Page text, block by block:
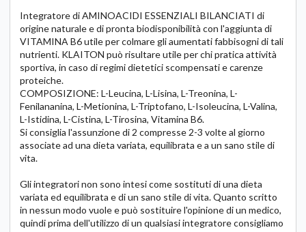
Integratore di AMINOACIDI ESSENZIALI BILANCIATI di
origine naturale e di pronta biodisponibilità con l'aggiunta di
VITAMINA B6 utile per colmare gli aumentati fabbisogni di tali
nutrienti. KLAITON può risultare utile per chi pratica attività
sportiva, in caso di regimi dietetici scompensati e carenze
proteiche.
COMPOSIZIONE: L-Leucina, L-Lisina, L-Treonina, L-
Fenilananina, L-Metionina, L-Triptofano, L-Isoleucina, L-Valina,
L-Istidina, L-Cistina, L-Tirosina, Vitamina B6.
Si consiglia l'assunzione di 2 compresse 2-3 volte al giorno
associate ad una dieta variata, equilibrata e a un sano stile di
vita.
Gli integratori non sono intesi come sostituti di una dieta
variata ed equilibrata e di un sano stile di vita. Quanto scritto
in nessun modo vuole e può sostituire l'opinione di un medico,
quindi prima dell'utilizzo di un qualsiasi integratore consigliamo